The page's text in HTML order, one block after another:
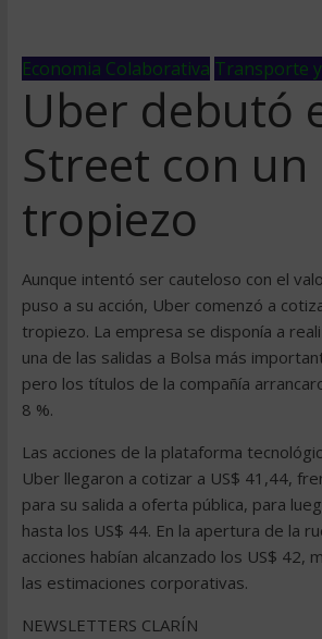
Economia Colaborativa Transporte
Uber debutó
Street con un
tropiezo
Aunque intentó ser cauteloso con el
puso a su acción, Uber comenzó a
tropiezo. La empresa se disponía a
una de las salidas a Bolsa más
pero los títulos de la compañía
8 %.
Las acciones de la plataforma
Uber llegaron a cotizar a US$ 41,44,
para su salida a oferta pública, para
hasta los US$ 44. En la apertura de la
acciones habían alcanzado los US$ 42,
las estimaciones corporativas.
NEWSLETTERS CLARÍN